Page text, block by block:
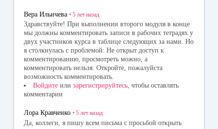
Вера Ильичева • 5 лет назад
Здравствуйте! При выполнении второго модуля в конце
мы должны комментировать записи в рабочих тетрадях у
двух участников курса в таблице следующих за нами. Но
я столкнулась с проблемой: Не открыт доступ к
комментированию, просмотреть можно, а
комментировать нельзя. Откройте, пожалуйста
возможность комментировать.
Войдите или зарегистрируйтесь, чтобы оставлять
комментарии
Лора Кравченко • 5 лет назад
Да, коллеги, я пишу всем письма с просьбой открыть